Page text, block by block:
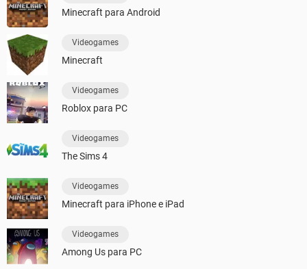
Minecraft para Android
Videogames
Minecraft
Videogames
Roblox para PC
Videogames
The Sims 4
Videogames
Minecraft para iPhone e iPad
Videogames
Among Us para PC